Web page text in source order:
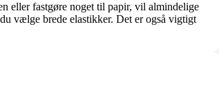
eller fastgøre noget til papir, vil almindelige
vælge brede elastikker. Det er også vigtigt